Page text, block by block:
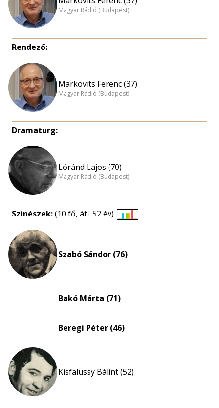
Magyar Rádió (Budapest)
Rendező:
Markovits Ferenc (37)
Magyar Rádió (Budapest)
Dramaturg:
Lóránd Lajos (70)
Magyar Rádió (Budapest)
Színészek:(10 fő, átl. 52 év)
Szabó Sándor (76)
Bakó Márta (71)
Beregi Péter (46)
Kisfalussy Bálint (52)